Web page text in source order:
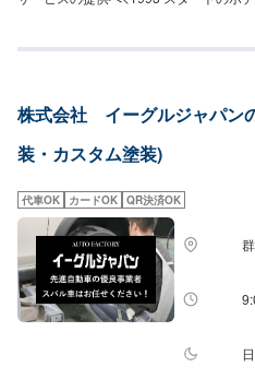
プルペイント～キャンディーフレーク
のジャンルで受賞しております。お気
OK>パーツの持ち込み・販売が可能で
にて、車種情報と持ち込みパーツの詳
ください。<代車について>代車をご用
ご利用ください。※代車の燃料代はお客
休日・営業時間>定休日：年中無休（大
9:00~21:00<輸入車のご注意>修理作業
に流通している部品以外は本国取り寄
をいただく場合がございます。また車
るケースがあり、その場合は都度ご連絡
株式会社 イーグルジャパン
装・カスタム塗装)
代車OK カードOK QR決済OK